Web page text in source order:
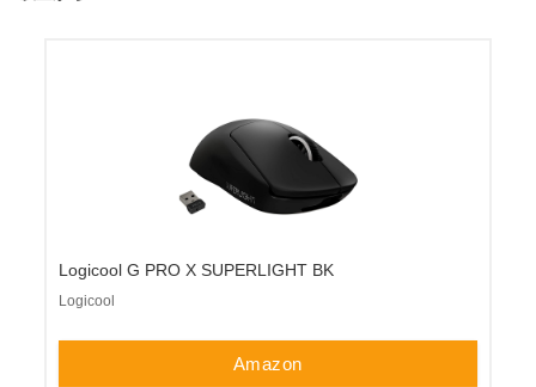
Logicool G PRO X SUPERLIGHT BK
Logicool
Amazon